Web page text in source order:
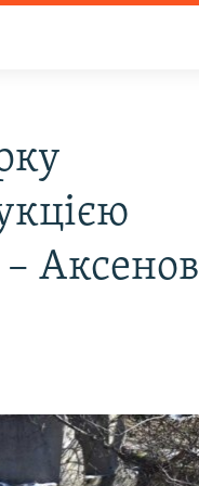
Аксенов